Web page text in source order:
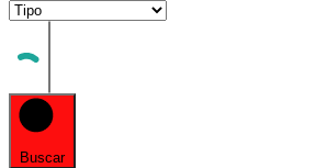
Buscar